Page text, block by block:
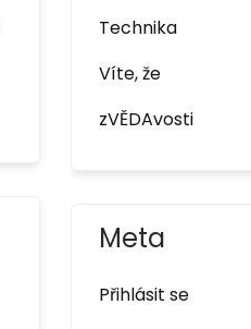
Technika
Víte, že
zVĚDAvosti
Meta
Přihlásit se